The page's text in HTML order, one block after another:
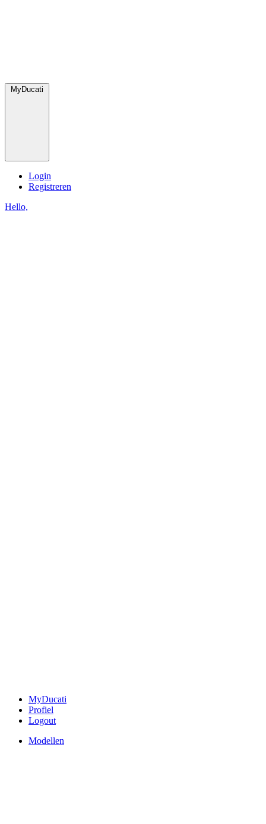
MyDucati
Login
Registreren
Hello,
MyDucati
Profiel
Logout
Modellen